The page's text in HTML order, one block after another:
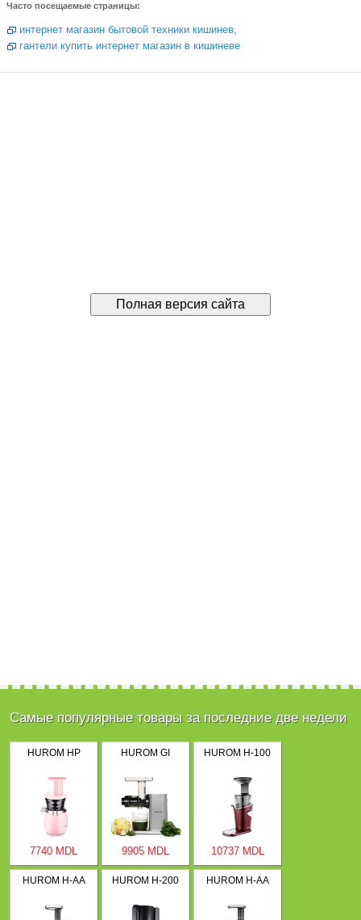
Часто посещаемые страницы:
интернет магазин бытовой техники кишинев,
гантели купить интернет магазин в кишиневе
Самые популярные товары за последние две недели
HUROM HP
7740 MDL
HUROM GI
9905 MDL
HUROM H-100
10737 MDL
HUROM H-AA HUROM H-200 HUROM H-AA